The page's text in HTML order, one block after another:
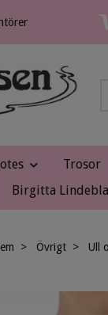
Trosor
Birgitta
Övrigt Ull